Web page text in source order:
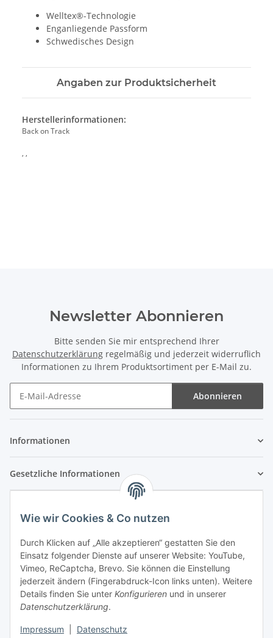
Wie wir Cookies & Co nutzen
Durch Klicken auf „Alle akzeptieren“ gestatten Sie den
Einsatz folgender Dienste auf unserer Website: YouTube,
Vimeo, ReCaptcha, Brevo. Sie können die Einstellung
jederzeit ändern (Fingerabdruck-Icon links unten). Weitere
Details finden Sie unter Konfigurieren und in unserer
Datenschutzerklärung.
Impressum Datenschutz
Welltex®-Technologie
Enganliegende Passform
Schwedisches Design
Angaben zur Produktsicherheit
Herstellerinformationen:
Back on Track
, ,
Newsletter Abonnieren
Bitte senden Sie mir entsprechend Ihrer
Datenschutzerklärung regelmäßig und jederzeit widerruflich
Informationen zu Ihrem Produktsortiment per E-Mail zu.
Abonnieren
Informationen
Gesetzliche Informationen